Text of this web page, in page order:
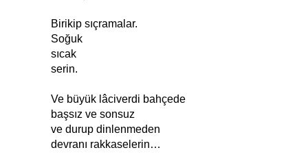
Birikip sıçramalar.
Soğuk
sıcak
serin.
Ve büyük lâciverdi bahçede
başsız ve sonsuz
ve durup dinlenmeden
devranı rakkaselerin…